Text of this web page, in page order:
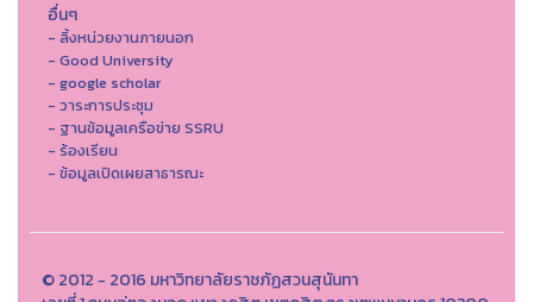
อื่นๆ
- ลิ้งหน่วยงานภายนอก
- Good University
- google scholar
- วาระการประชุม
- ฐานข้อมูลเครือข่าย SSRU
- ร้องเรียน
- ข้อมูลเปิดเผยสาธารณะ
© 2012 - 2016 มหาวิทยาลัยราชภัฏสวนสุนันทา